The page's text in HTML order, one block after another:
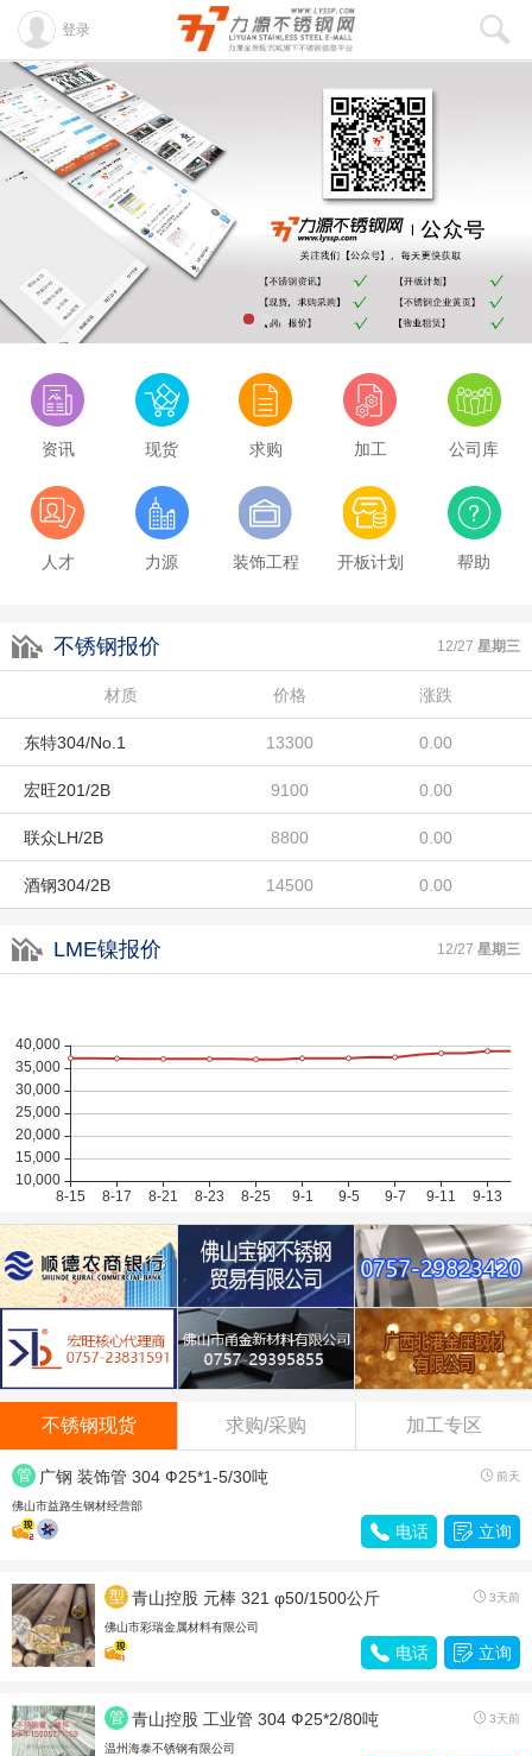
登录
资讯 现货 求购 加工 公司库
人才 力源 装饰工程 开板计划 帮助
不锈钢报价 12/27 星期三
材质 价格 涨跌
酒钢430/2B 8100 0.00
东特304/No.1 13300 0.00
宏旺201/2B 9100 0.00
联众LH/2B 8800 0.00
酒钢304/2B 14500 0.00
东特304/No.1 13300 0.00
联众LH/2B 8800 0.00
酒钢304/2B
LME镍报价 12/27 星期三
不锈钢现货 求购/采购 加工专区
管
材
广钢 装饰管 304 Ф25*1-5/30吨  前天
佛山市益路生钢材经营部
 电话  立询
型
材
青山控股 元棒 321 φ50/1500公斤  3天前
佛山市彩瑞金属材料有限公司
 电话  立询
管
材
青山控股 工业管 304 Ф25*2/80吨  3天前
温州海泰不锈钢有限公司